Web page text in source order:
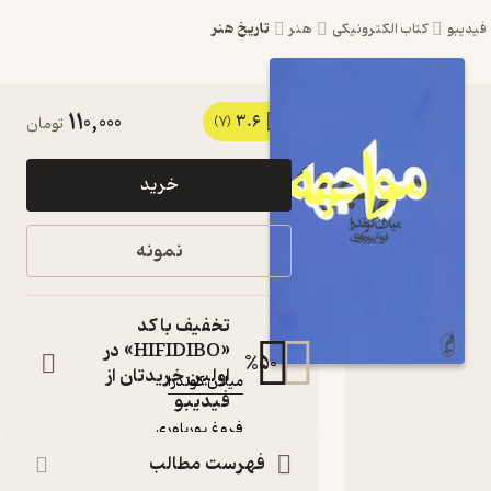
کتاب الکترونیکی هنر تاریخ هنر
کتاب
مواجهه
اثر میلان
نشر آگه
متنی
نویسنده:
میلان کوندرا
مترجم:
فروغ پوریاوری
ناشر
3.6
(7)
110,000 تومان
خرید
نمونه
%50
تخفیف با کد
«HIFIDIBO» در
اولین خریدتان از
فیدیبو
فهرست مطالب